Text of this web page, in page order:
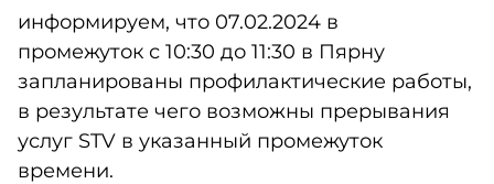
информируем, что 07.02.2024 в
промежуток с 10:30 до 11:30 в Пярну
запланированы профилактические работы,
в результате чего возможны прерывания
услуг STV в указанный промежуток
времени.